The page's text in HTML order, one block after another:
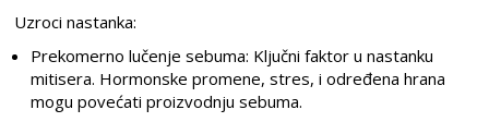
Uzroci nastanka:
Prekomerno lučenje sebuma: Ključni faktor u nastanku
mitisera. Hormonske promene, stres, i određena hrana
mogu povećati proizvodnju sebuma.